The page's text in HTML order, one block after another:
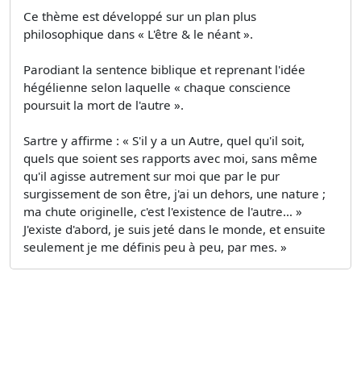
Ce thème est développé sur un plan plus
philosophique dans « L'être & le néant ».
Parodiant la sentence biblique et reprenant l'idée
hégélienne selon laquelle « chaque conscience
poursuit la mort de l'autre ».
Sartre y affirme : « S'il y a un Autre, quel qu'il soit,
quels que soient ses rapports avec moi, sans même
qu'il agisse autrement sur moi que par le pur
surgissement de son être, j'ai un dehors, une nature ;
ma chute originelle, c'est l'existence de l'autre… »
J'existe d'abord, je suis jeté dans le monde, et ensuite
seulement je me définis peu à peu, par mes. »